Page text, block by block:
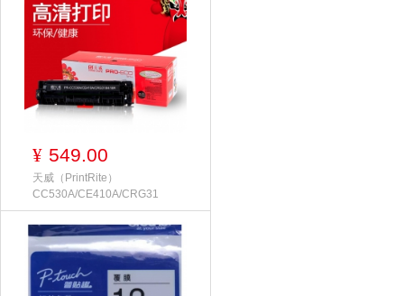
¥ 549.00
天威（PrintRite）
CC530A/CE410A/CRG31